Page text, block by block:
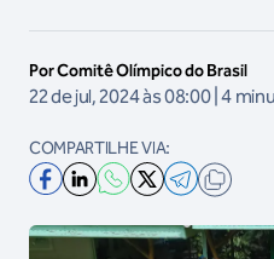
Por Comitê Olímpico do Brasil
22 de jul, 2024 às 08:00 | 4
COMPARTILHE VIA: